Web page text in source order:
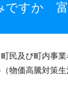
ですか 富
民及び町内事
物価高騰対策